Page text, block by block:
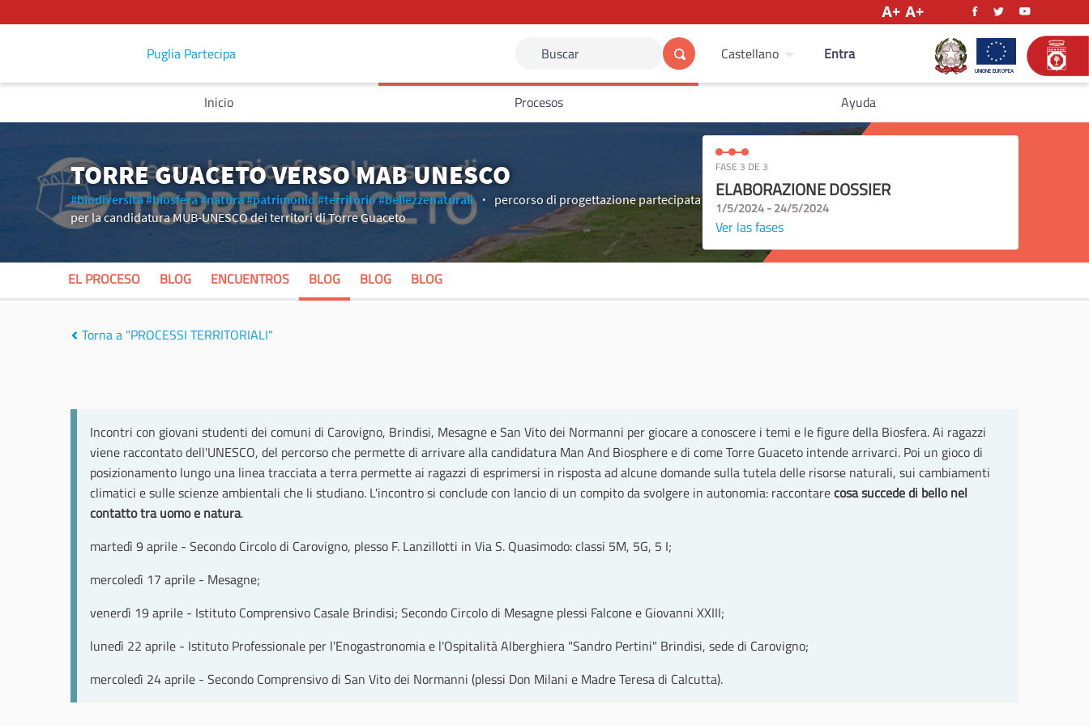
Puglia Partecipa Buscar Castellano Entra
Inicio Procesos Ayuda
TORRE GUACETO VERSO MAB UNESCO
#biodiversità#biosfera#natura#patrimonio #territorio#bellezzenaturali
percorso di progettazione partecipata
per la candidatura MUB-UNESCO dei territori di Torre Guaceto
FASE 3 DE 3
ELABORAZIONE DOSSIER
1/5/2024 - 24/5/2024
Ver las fases
EL PROCESO BLOG ENCUENTROS BLOG BLOG BLOG
Torna a "PROCESSI TERRITORIALI"
Incontri con giovani studenti dei comuni di Carovigno, Brindisi, Mesagne e San Vito dei Normanni per giocare a conoscere i temi e le figure della Biosfera. Ai ragazzi
viene raccontato dell'UNESCO, del percorso che permette di arrivare alla candidatura Man And Biosphere e di come Torre Guaceto intende arrivarci. Poi un gioco di
posizionamento lungo una linea tracciata a terra permette ai ragazzi di esprimersi in risposta ad alcune domande sulla tutela delle risorse naturali, sui cambiamenti
climatici e sulle scienze ambientali che li studiano. L'incontro si conclude con lancio di un compito da svolgere in autonomia: raccontarecosa succede di bello nel
contatto tra uomo e natura.
martedì 9 aprile - Secondo Circolo di Carovigno, plesso F. Lanzillotti in Via S. Quasimodo: classi 5M, 5G, 5 I;
mercoledì 17 aprile - Mesagne;
venerdì 19 aprile - Istituto Comprensivo Casale Brindisi; Secondo Circolo di Mesagne plessi Falcone e Giovanni XXIII;
lunedì 22 aprile - Istituto Professionale per l'Enogastronomia e l'Ospitalità Alberghiera "Sandro Pertini" Brindisi, sede di Carovigno;
mercoledì 24 aprile - Secondo Comprensivo di San Vito dei Normanni (plessi Don Milani e Madre Teresa di Calcutta).